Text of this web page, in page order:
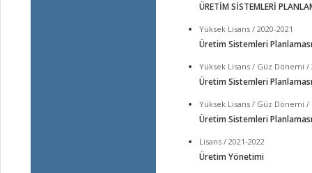
ÜRETİM SİSTEMLERİ
Yüksek Lisans / 2020-2021
Üretim Sistemleri Planlaması
Yüksek Lisans / Güz Dönemi /
Üretim Sistemleri Planlaması
Yüksek Lisans / Güz Dönemi /
Üretim Sistemleri Planlaması
Lisans / 2021-2022
Üretim Yönetimi